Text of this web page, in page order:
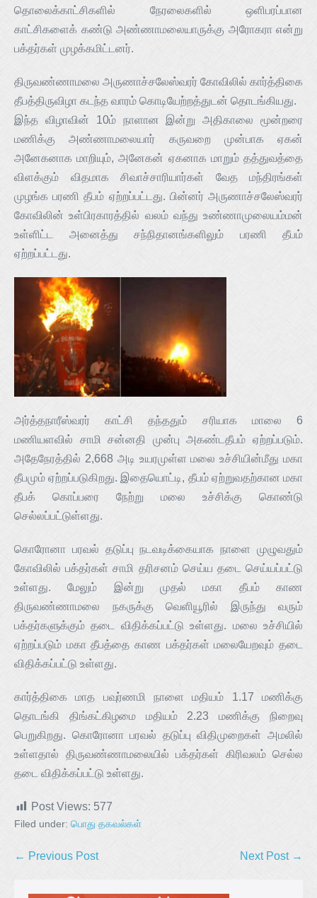
தொலைக்காட்சிகளில் நேரலைகளில் ஒளிபரப்பான
காட்சிகளைக் கண்டு அண்ணாமலையாருக்கு அரோகரா என்று
பக்தர்கள் முழக்கமிட்டனர்.
திருவண்ணாமலை அருணாச்சலேஸ்வரர் கோவிலில் கார்த்திகை
தீபத்திருவிழா கடந்த வாரம் கொடியேற்றத்துடன் தொடங்கியது.
இந்த விழாவின் 10ம் நாளான இன்று அதிகாலை மூன்றரை
மணிக்கு அண்ணாமலையார் கருவறை முன்பாக ஏகன்
அனேகனாக மாறியும், அனேகன் ஏகனாக மாறும் தத்துவத்தை
விளக்கும் விதமாக சிவாச்சாரியார்கள் வேத மந்திரங்கள்
முழங்க பரணி தீபம் ஏற்றப்பட்டது. பின்னர் அருணாச்சலேஸ்வரர்
கோவிலின் உள்பிரகாரத்தில் வலம் வந்து உண்ணாமுலையம்மன்
உள்ளிட்ட அனைத்து சந்நிதானங்களிலும் பரணி தீபம்
ஏற்றப்பட்டது.
அர்த்தநாரீஸ்வரர் காட்சி தந்ததும் சரியாக மாலை 6
மணியளவில் சாமி சன்னதி முன்பு அகண்டதீபம் ஏற்றப்படும்.
அதேநேரத்தில் 2,668 அடி உயரமுள்ள மலை உச்சியின்மீது மகா
தீபமும் ஏற்றப்படுகிறது. இதையொட்டி, தீபம் ஏற்றுவதற்கான மகா
தீபக் கொப்பரை நேற்று மலை உச்சிக்கு கொண்டு
செல்லப்பட்டுள்ளது.
கொரோனா பரவல் தடுப்பு நடவடிக்கையாக நாளை முழுவதும்
கோவிலில் பக்தர்கள் சாமி தரிசனம் செய்ய தடை செய்யப்பட்டு
உள்ளது. மேலும் இன்று முதல் மகா தீபம் காண
திருவண்ணாமலை நகருக்கு வெளியூரில் இருந்து வரும்
பக்தர்களுக்கும் தடை விதிக்கப்பட்டு உள்ளது. மலை உச்சியில்
ஏற்றப்படும் மகா தீபத்தை காண பக்தர்கள் மலையேறவும் தடை
விதிக்கப்பட்டு உள்ளது.
கார்த்திகை மாத பவுர்ணமி நாளை மதியம் 1.17 மணிக்கு
தொடங்கி திங்கட்கிழமை மதியம் 2.23 மணிக்கு நிறைவு
பெறுகிறது. கொரோனா பரவல் தடுப்பு விதிமுறைகள் அமலில்
உள்ளதால் திருவண்ணாமலையில் பக்தர்கள் கிரிவலம் செல்ல
தடை விதிக்கப்பட்டு உள்ளது.
Post Views: 577
Filed under: பொது தகவல்கள்
← Previous Post Next Post →